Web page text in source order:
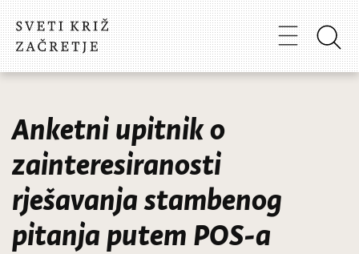
Anketni upitnik o
zainteresiranosti
rješavanja stambenog
pitanja putem POS-a